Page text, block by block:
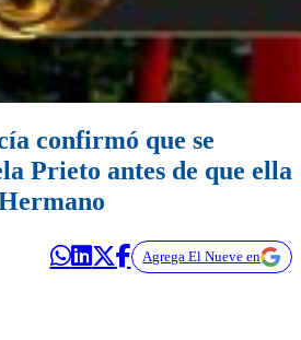
confirmó que se
Prieto antes de que ella
Agrega El Nueve en